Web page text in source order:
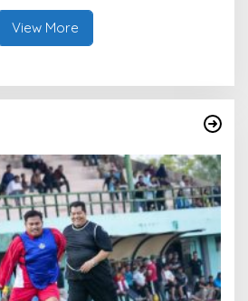
View More